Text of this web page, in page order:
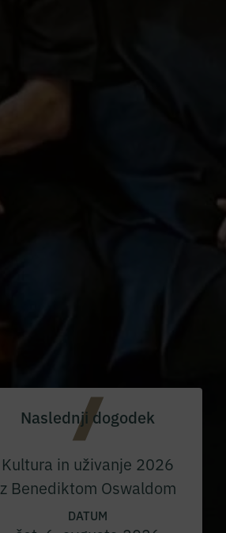
Naslednji dogodek
Kultura in uživanje 2026
z Benediktom Oswaldom
DATUM